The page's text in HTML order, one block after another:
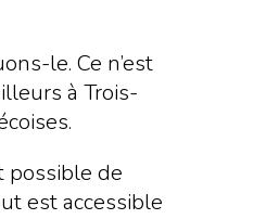
le. Ce n’est
à Trois-
possible de
est accessible